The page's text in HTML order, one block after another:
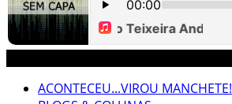
ACONTECEU...VIROU MANCHETE!